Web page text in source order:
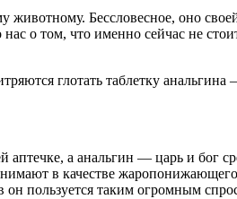
Бессловесное, оно
о том, что именно сейчас не
глотать таблетку
а анальгин — царь и бог
в качестве жаропонижающего
пользуется таким огромным